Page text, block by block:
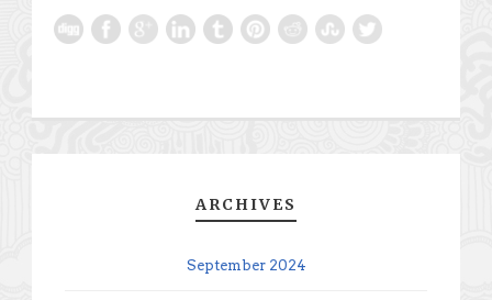
ARCHIVES
September 2024